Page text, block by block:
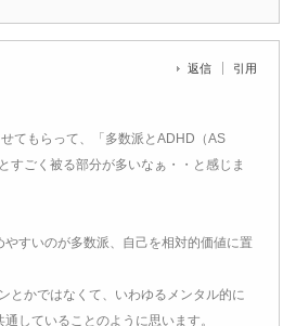
返信 引用
てもらって、「多数派とADHD（AS
すごく被る部分が多いなぁ・・と感じま
やすいのが多数派、自己を相対的価値に置
とかではなくて、いわゆるメンタル的に
していることのように思います。